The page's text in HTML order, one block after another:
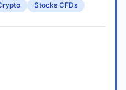
Stocks CFDs